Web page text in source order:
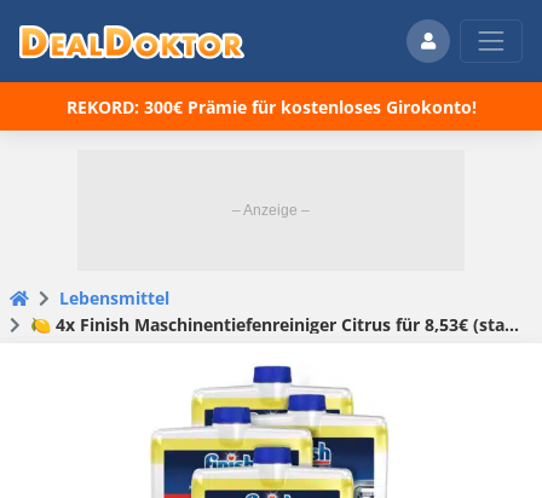
REKORD: 300€ Prämie für kostenloses Girokonto!
Lebensmittel
🍋 4x Finish Maschinentiefenreiniger Citrus für 8,53€ (statt 11,80€)